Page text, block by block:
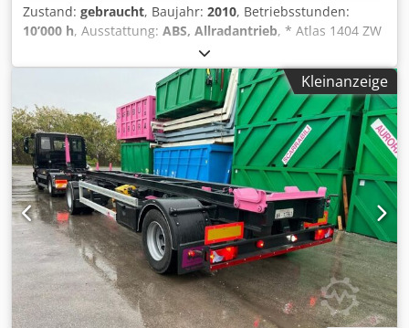
Zustand: gebraucht, Baujahr: 2010, Betriebsstunden:
10’000 h, Ausstattung: ABS, Allradantrieb, * Atlas 1404 ZW
Zweiwegebagger * Bj: 2010 * Bst: 10.000 h * hydr. Pratzen
* Rückfahrkamera Dodpfxezf T Uvo Al Tokr * mehr Bilder
und Videos per Whatsapp * Angaben ohne Gewähr und
Zwischenverkauf vorbehalten.
Kleinanzeige